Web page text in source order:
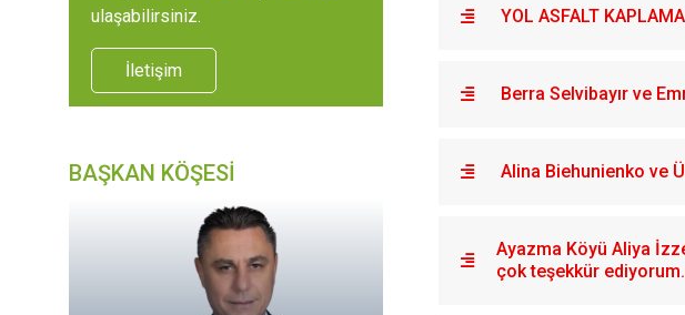
ulaşabilirsiniz.
İletişim
BAŞKAN KÖŞESİ
YOL ASFALT
Berra Selvibayır ve
Alina Biehunienko ve
Ayazma Köyü Aliya
çok teşekkür ediyorum.